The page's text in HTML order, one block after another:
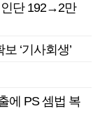
단 192→2만
‘기사회생’
에 PS 셈법 복